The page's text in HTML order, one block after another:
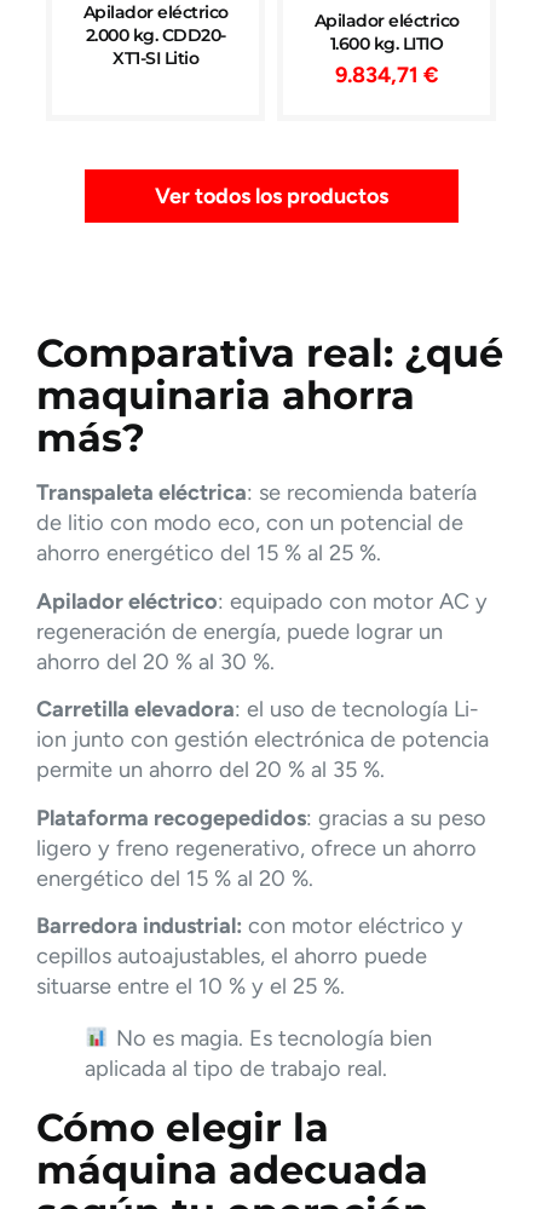
Apilador eléctrico
2.000 kg. CDD20-
XT1-SI Litio
Apilador eléctrico
1.600 kg. LITIO
9.834,71 €
Ver todos los productos
Comparativa real: ¿qué
maquinaria ahorra
más?
Transpaleta eléctrica: se recomienda batería
de litio con modo eco, con un potencial de
ahorro energético del 15 % al 25 %.
Apilador eléctrico: equipado con motor AC y
regeneración de energía, puede lograr un
ahorro del 20 % al 30 %.
Carretilla elevadora: el uso de tecnología Li-
ion junto con gestión electrónica de potencia
permite un ahorro del 20 % al 35 %.
Plataforma recogepedidos: gracias a su peso
ligero y freno regenerativo, ofrece un ahorro
energético del 15 % al 20 %.
Barredora industrial: con motor eléctrico y
cepillos autoajustables, el ahorro puede
situarse entre el 10 % y el 25 %.
No es magia. Es tecnología bien
aplicada al tipo de trabajo real.
Cómo elegir la
máquina adecuada